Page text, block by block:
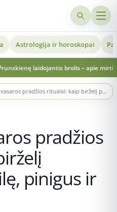
Astrologija ir horoskopai
brolis – apie mirties priežastį ir
2026-ųjų vasaros pradžios ritualai: kaip birželį pritraukti meilę, pinigus ir sėkmę
pradžios
pinigus ir